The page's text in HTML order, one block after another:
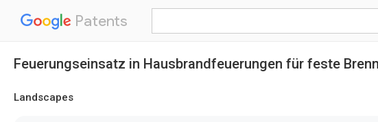
Patents
Feuerungseinsatz in Hausbrandfeuerungen für feste
Landscapes